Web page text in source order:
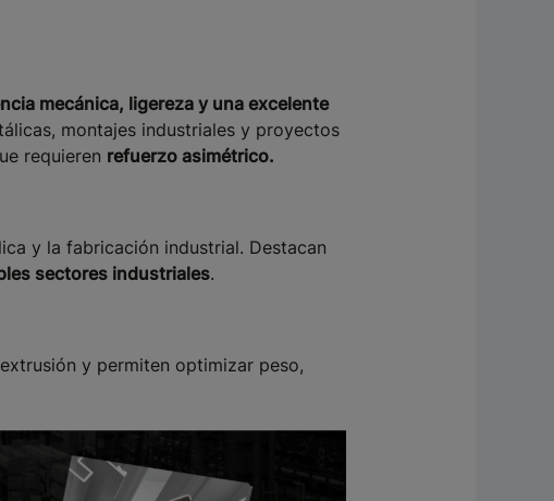
mecánica, ligereza y una excelente
montajes industriales y proyectos
requieren refuerzo asimétrico.
y la fabricación industrial. Destacan
sectores industriales.
y permiten optimizar peso,